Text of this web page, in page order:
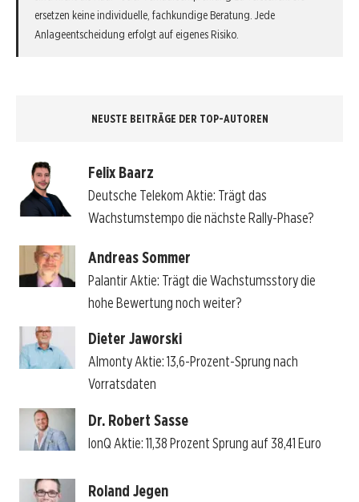
ersetzen keine individuelle, fachkundige Beratung. Jede
Anlageentscheidung erfolgt auf eigenes Risiko.
NEUSTE BEITRÄGE DER TOP-AUTOREN
Felix Baarz
Deutsche Telekom Aktie: Trägt das
Wachstumstempo die nächste Rally-Phase?
Andreas Sommer
Palantir Aktie: Trägt die Wachstumsstory die
hohe Bewertung noch weiter?
Dieter Jaworski
Almonty Aktie: 13,6-Prozent-Sprung nach
Vorratsdaten
Dr. Robert Sasse
IonQ Aktie: 11,38 Prozent Sprung auf 38,41 Euro
Roland Jegen